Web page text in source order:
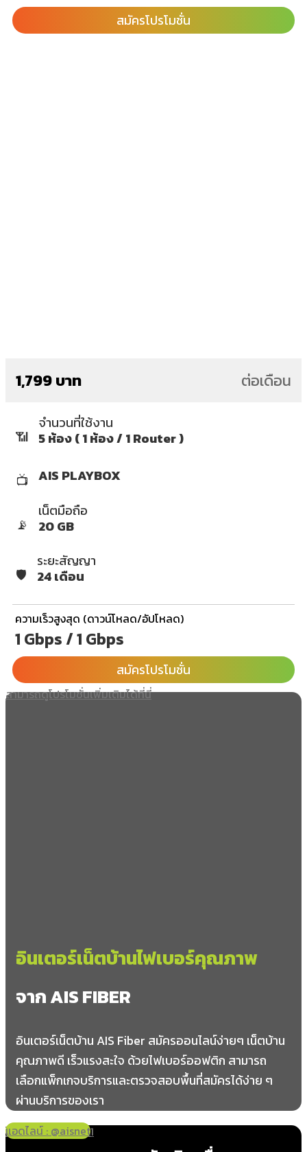
สมัครโปรโมชั่น
1,799 บาท ต่อเดือน
📶
จำนวนที่ใช้งาน
5 ห้อง ( 1 ห้อง / 1 Router )
📺 AIS PLAYBOX
📡
เน็ตมือถือ
20 GB
🛡️
ระยะสัญญา
24 เดือน
ความเร็วสูงสุด (ดาวน์โหลด/อัปโหลด)
1 Gbps / 1 Gbps
สมัครโปรโมชั่น
สามารถดูโปรโมชั่นเพิ่มเติมได้ที่นี่
อินเตอร์เน็ตบ้านไฟเบอร์คุณภาพ
จาก AIS FIBER
อินเตอร์เน็ตบ้าน AIS Fiber สมัครออนไลน์ง่ายๆ เน็ตบ้าน
คุณภาพดี เร็วแรงสะใจ ด้วยไฟเบอร์ออฟติก สามารถ
เลือกแพ็กเกจบริการและตรวจสอบพื้นที่สมัครได้ง่าย ๆ
ผ่านบริการของเรา
โทร 065-349-8191
แอดไลน์ : @aisnet